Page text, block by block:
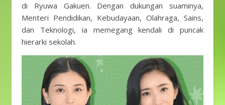
di Ryuwa Gakuen. Dengan dukungan suaminya,
Menteri Pendidikan, Kebudayaan, Olahraga, Sains,
dan Teknologi, ia memegang kendali di puncak
hierarki sekolah.